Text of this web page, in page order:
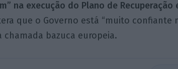
na execução do Plano de Recuperação
que o Governo está “muito confiante
chamada bazuca europeia.